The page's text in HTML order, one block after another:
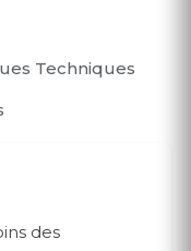
Techniques
des